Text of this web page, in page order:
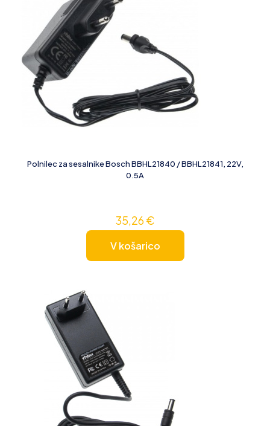
Polnilec za sesalnike Bosch BBHL21840 / BBHL21841, 22V,
0.5A
35,26€
V košarico